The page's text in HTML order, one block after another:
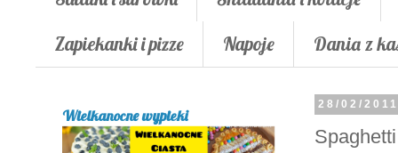
Zapiekanki i pizze
Napoje Dania z
28/02/
Wielkanocne wypieki